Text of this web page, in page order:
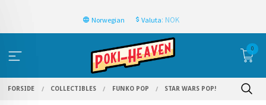
Norwegian Valuta: NOK
0
FORSIDE COLLECTIBLES FUNKO POP STAR WARS POP!